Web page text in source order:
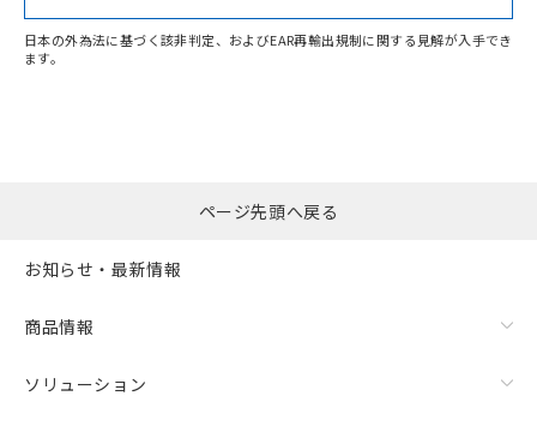
日本の外為法に基づく該非判定、およびEAR再輸出規制に関する見解が入手でき
ます。
ページ先頭へ戻る
お知らせ・最新情報
商品情報
ソリューション